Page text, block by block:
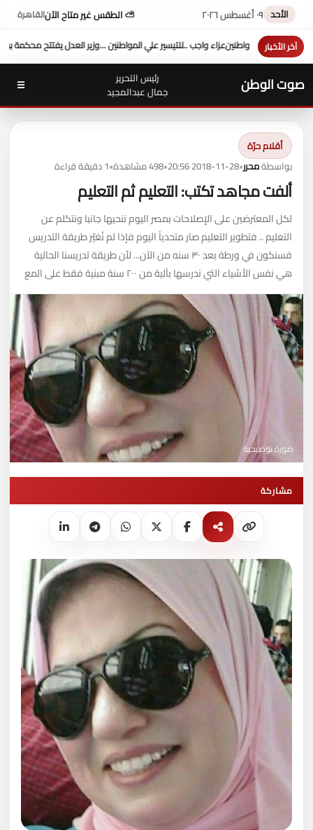
الأحد ٠٩ أغسطس ٢٠٢٦ ⛅ الطقس غير متاح الآنالقاهرة
آخر الأخبار
د. طه محمد أبو الشيخ يكتب : أداء وزارة العدل...وزير العدل يفتتح محكمة بورفؤاد الجزئية
صوت الوطن
رئيس التحرير
جمال عبدالمجيد
☰
أقلام حرّة
بواسطةمحرر•
2018-11-28 20:56
•498 مشاهدة •1 دقيقة قراءة
ألفت مجاهد تكتب: التعليم ثم التعليم
لكل المعترضين على الإصلاحات بمصر اليوم ننحيها جانبا ونتكلم عن
التعليم .. فتطوير التعليم صار متحدياً اليوم فإذا لم نُغيّر طريقة التدريس
فسنكون في ورطة بعد ٣٠ سنه من الآن... لأن طريقة تدريسنا الحالية
هي نفس الأشياء التي ندرسها بآلية من ٢٠٠ سنة مبنية فقط على المع
صورة توضيحية
مشاركة